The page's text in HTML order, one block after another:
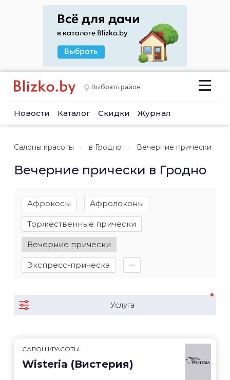
Выбрать район
Новости Каталог Скидки Журнал
Салоны красоты в Гродно Вечерние прически
Вечерние прически в Гродно
Афрокосы Афролоконы
Торжественные прически
Вечерние прически
Экспресс-прическа ∙∙∙
Услуга
САЛОН КРАСОТЫ
Wisteria (Вистерия)